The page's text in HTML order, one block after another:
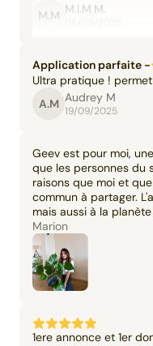
M.M M.I.M.M.
Application parfaite -
Ultra pratique !
A.M Audrey M
19/09/2025
Geev est pour moi,
que les personnes du
raisons que moi et
commun à partager.
mais aussi à la planète
Marion
1ere annonce et 1er